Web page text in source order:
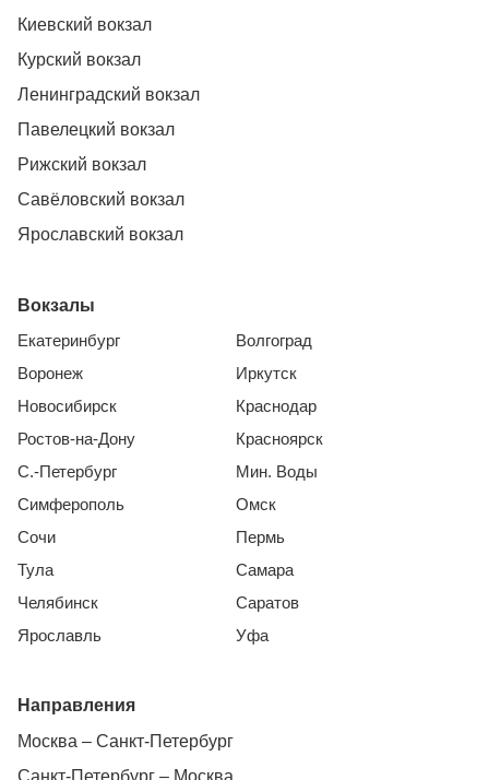
Киевский вокзал
Курский вокзал
Ленинградский вокзал
Павелецкий вокзал
Рижский вокзал
Савёловский вокзал
Ярославский вокзал
Вокзалы
Екатеринбург
Воронеж
Новосибирск
Ростов-на-Дону
С.-Петербург
Симферополь
Сочи
Тула
Челябинск
Ярославль
Волгоград
Иркутск
Краснодар
Красноярск
Мин. Воды
Омск
Пермь
Самара
Саратов
Уфа
Направления
Москва – Санкт-Петербург
Санкт-Петербург – Москва